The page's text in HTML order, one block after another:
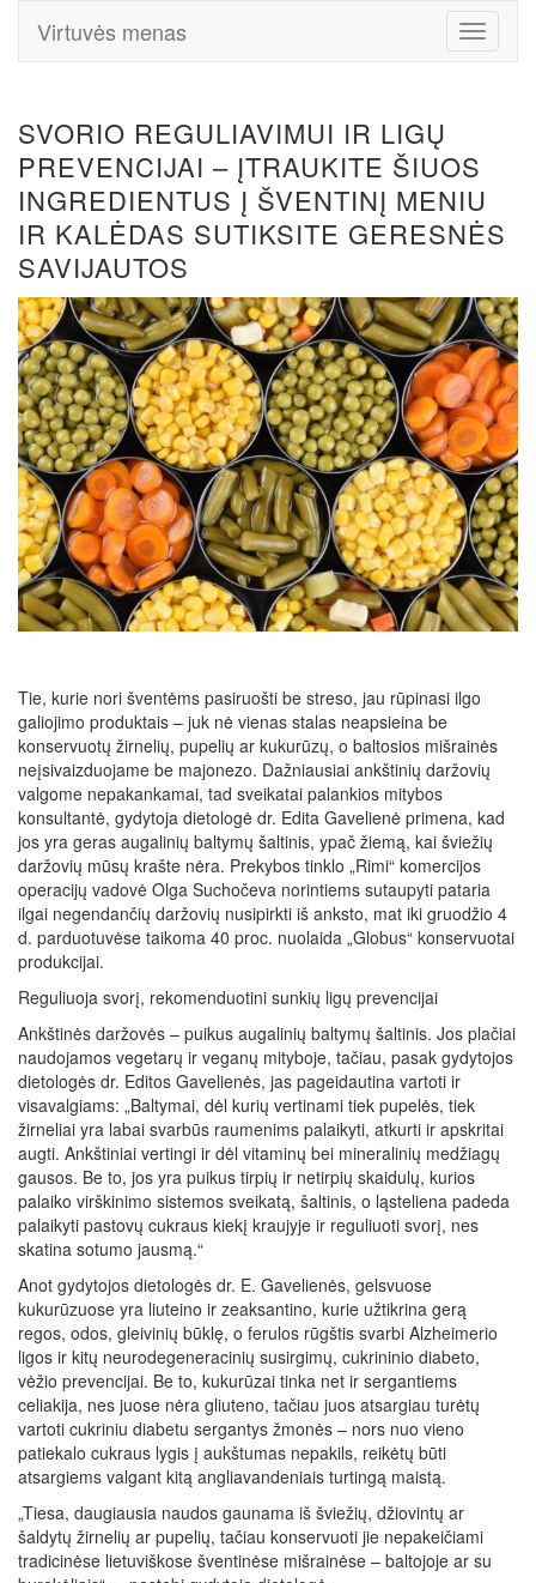
Toggle
Virtuvės menas
SVORIO REGULIAVIMUI IR LIGŲ
PREVENCIJAI – ĮTRAUKITE ŠIUOS
INGREDIENTUS Į ŠVENTINĮ MENIU
IR KALĖDAS SUTIKSITE GERESNĖS
SAVIJAUTOS
Tie, kurie nori šventėms pasiruošti be streso, jau rūpinasi ilgo
galiojimo produktais – juk nė vienas stalas neapsieina be
konservuotų žirnelių, pupelių ar kukurūzų, o baltosios mišrainės
neįsivaizduojame be majonezo. Dažniausiai ankštinių daržovių
valgome nepakankamai, tad sveikatai palankios mitybos
konsultantė, gydytoja dietologė dr. Edita Gavelienė primena, kad
jos yra geras augalinių baltymų šaltinis, ypač žiemą, kai šviežių
daržovių mūsų krašte nėra. Prekybos tinklo „Rimi“ komercijos
operacijų vadovė Olga Suchočeva norintiems sutaupyti pataria
ilgai negendančių daržovių nusipirkti iš anksto, mat iki gruodžio 4
d. parduotuvėse taikoma 40 proc. nuolaida „Globus“ konservuotai
produkcijai.
Reguliuoja svorį, rekomenduotini sunkių ligų prevencijai
Ankštinės daržovės – puikus augalinių baltymų šaltinis. Jos plačiai
naudojamos vegetarų ir veganų mityboje, tačiau, pasak gydytojos
dietologės dr. Editos Gavelienės, jas pageidautina vartoti ir
visavalgiams: „Baltymai, dėl kurių vertinami tiek pupelės, tiek
žirneliai yra labai svarbūs raumenims palaikyti, atkurti ir apskritai
augti. Ankštiniai vertingi ir dėl vitaminų bei mineralinių medžiagų
gausos. Be to, jos yra puikus tirpių ir netirpių skaidulų, kurios
palaiko virškinimo sistemos sveikatą, šaltinis, o ląsteliena padeda
palaikyti pastovų cukraus kiekį kraujyje ir reguliuoti svorį, nes
skatina sotumo jausmą.“
Anot gydytojos dietologės dr. E. Gavelienės, gelsvuose
kukurūzuose yra liuteino ir zeaksantino, kurie užtikrina gerą
regos, odos, gleivinių būklę, o ferulos rūgštis svarbi Alzheimerio
ligos ir kitų neurodegeneracinių susirgimų, cukrininio diabeto,
vėžio prevencijai. Be to, kukurūzai tinka net ir sergantiems
celiakija, nes juose nėra gliuteno, tačiau juos atsargiau turėtų
vartoti cukriniu diabetu sergantys žmonės – nors nuo vieno
patiekalo cukraus lygis į aukštumas nepakils, reikėtų būti
atsargiems valgant kitą angliavandeniais turtingą maistą.
„Tiesa, daugiausia naudos gaunama iš šviežių, džiovintų ar
šaldytų žirnelių ar pupelių, tačiau konservuoti jie nepakeičiami
tradicinėse lietuviškose šventinėse mišrainėse – baltojoje ar su